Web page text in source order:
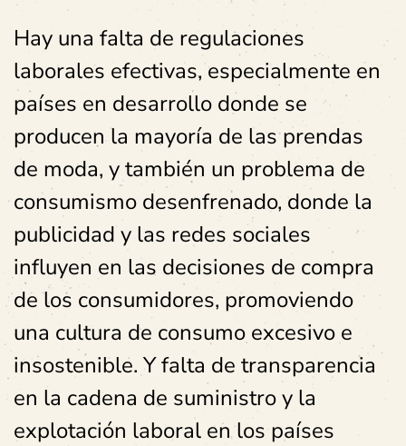
Hay una falta de regulaciones
laborales efectivas, especialmente en
países en desarrollo donde se
producen la mayoría de las prendas
de moda, y también un problema de
consumismo desenfrenado, donde la
publicidad y las redes sociales
influyen en las decisiones de compra
de los consumidores, promoviendo
una cultura de consumo excesivo e
insostenible. Y falta de transparencia
en la cadena de suministro y la
explotación laboral en los países